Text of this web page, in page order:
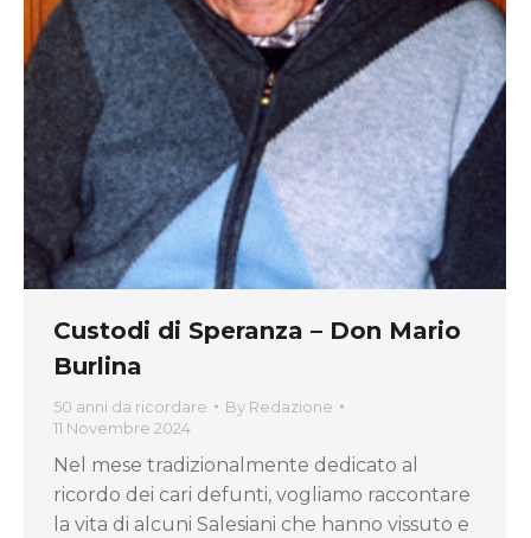
Custodi di Speranza – Don Mario
Burlina
50 anni da ricordare By Redazione
11 Novembre 2024
Nel mese tradizionalmente dedicato al
ricordo dei cari defunti, vogliamo raccontare
la vita di alcuni Salesiani che hanno vissuto e